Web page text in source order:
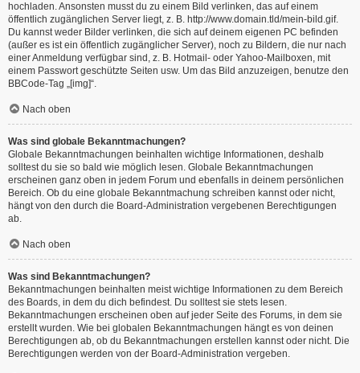
hochladen. Ansonsten musst du zu einem Bild verlinken, das auf einem
öffentlich zugänglichen Server liegt, z. B. http://www.domain.tld/mein-bild.gif.
Du kannst weder Bilder verlinken, die sich auf deinem eigenen PC befinden
(außer es ist ein öffentlich zugänglicher Server), noch zu Bildern, die nur nach
einer Anmeldung verfügbar sind, z. B. Hotmail- oder Yahoo-Mailboxen, mit
einem Passwort geschützte Seiten usw. Um das Bild anzuzeigen, benutze den
BBCode-Tag „[img]“.
Nach oben
Was sind globale Bekanntmachungen?
Globale Bekanntmachungen beinhalten wichtige Informationen, deshalb
solltest du sie so bald wie möglich lesen. Globale Bekanntmachungen
erscheinen ganz oben in jedem Forum und ebenfalls in deinem persönlichen
Bereich. Ob du eine globale Bekanntmachung schreiben kannst oder nicht,
hängt von den durch die Board-Administration vergebenen Berechtigungen
ab.
Nach oben
Was sind Bekanntmachungen?
Bekanntmachungen beinhalten meist wichtige Informationen zu dem Bereich
des Boards, in dem du dich befindest. Du solltest sie stets lesen.
Bekanntmachungen erscheinen oben auf jeder Seite des Forums, in dem sie
erstellt wurden. Wie bei globalen Bekanntmachungen hängt es von deinen
Berechtigungen ab, ob du Bekanntmachungen erstellen kannst oder nicht. Die
Berechtigungen werden von der Board-Administration vergeben.